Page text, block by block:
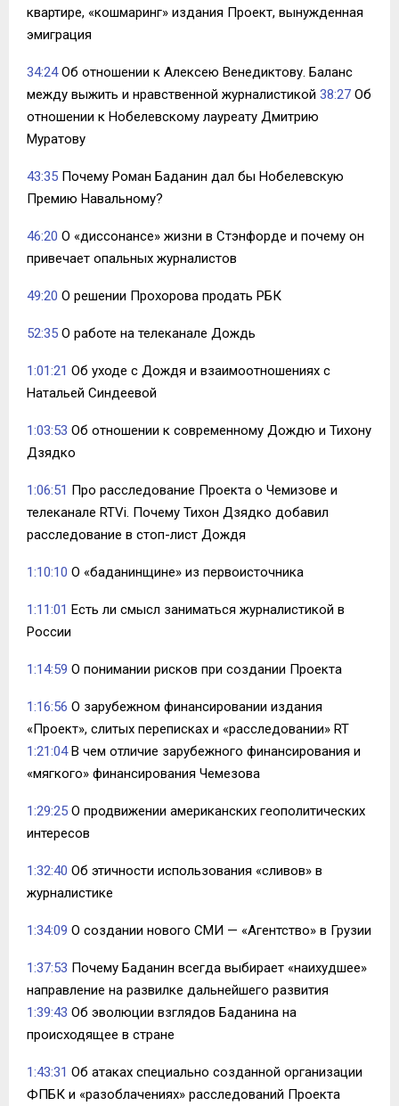
квартире, «кошмаринг» издания Проект, вынужденная
эмиграция
34:24Об отношении к Алексею Венедиктову. Баланс
между выжить и нравственной журналистикой 38:27 Об
отношении к Нобелевскому лауреату Дмитрию
Муратову
43:35 Почему Роман Баданин дал бы Нобелевскую
Премию Навальному?
46:20 О «диссонансе» жизни в Стэнфорде и почему он
привечает опальных журналистов
49:20 О решении Прохорова продать РБК
52:35 О работе на телеканале Дождь
1:01:21 Об уходе с Дождя и взаимоотношениях с
Натальей Синдеевой
1:03:53 Об отношении к современному Дождю и Тихону
Дзядко
1:06:51 Про расследование Проекта о Чемизове и
телеканале RTVi. Почему Тихон Дзядко добавил
расследование в стоп-лист Дождя
1:10:10 О «баданинщине» из первоисточника
1:11:01 Есть ли смысл заниматься журналистикой в
России
1:14:59 О понимании рисков при создании Проекта
1:16:56 О зарубежном финансировании издания
«Проект», слитых переписках и «расследовании» RT
1:21:04В чем отличие зарубежного финансирования и
«мягкого» финансирования Чемезова
1:29:25 О продвижении американских геополитических
интересов
1:32:40 Об этичности использования «сливов» в
журналистике
1:34:09 О создании нового СМИ — «Агентство» в Грузии
1:37:53 Почему Баданин всегда выбирает «наихудшее»
направление на развилке дальнейшего развития
1:39:43 Об эволюции взглядов Баданина на
происходящее в стране
1:43:31 Об атаках специально созданной организации
ФПБК и «разоблачениях» расследований Проекта